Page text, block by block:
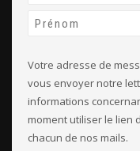
Votre adresse de
vous envoyer notre
informations
moment utiliser le lien
chacun de nos mails.